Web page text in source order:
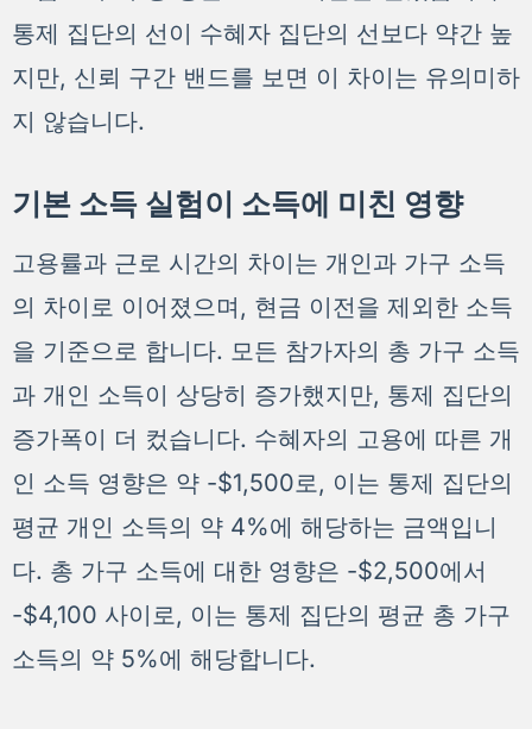
통제 집단의 선이 수혜자 집단의 선보다 약간 높
지만, 신뢰 구간 밴드를 보면 이 차이는 유의미하
지 않습니다.
기본 소득 실험이 소득에 미친 영향
고용률과 근로 시간의 차이는 개인과 가구 소득
의 차이로 이어졌으며, 현금 이전을 제외한 소득
을 기준으로 합니다. 모든 참가자의 총 가구 소득
과 개인 소득이 상당히 증가했지만, 통제 집단의
증가폭이 더 컸습니다. 수혜자의 고용에 따른 개
인 소득 영향은 약 -$1,500로, 이는 통제 집단의
평균 개인 소득의 약 4%에 해당하는 금액입니
다. 총 가구 소득에 대한 영향은 -$2,500에서
-$4,100 사이로, 이는 통제 집단의 평균 총 가구
소득의 약 5%에 해당합니다.